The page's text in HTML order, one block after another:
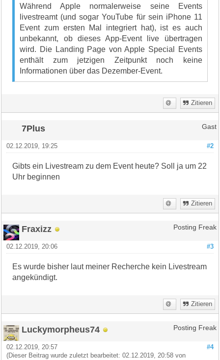
Während Apple normalerweise seine Events
livestreamt (und sogar YouTube für sein iPhone 11
Event zum ersten Mal integriert hat), ist es auch
unbekannt, ob dieses App-Event live übertragen
wird. Die Landing Page von Apple Special Events
enthält zum jetzigen Zeitpunkt noch keine
Informationen über das Dezember-Event.
Zitieren
7Plus Gast
#2
02.12.2019, 19:25
Gibts ein Livestream zu dem Event heute? Soll ja um 22
Uhr beginnen
Zitieren
Fraxizz Posting Freak
#3
02.12.2019, 20:06
Es wurde bisher laut meiner Recherche kein Livestream
angekündigt.
Zitieren
Luckymorpheus74 Posting Freak
#4
02.12.2019, 20:57
(Dieser Beitrag wurde zuletzt bearbeitet: 02.12.2019, 20:58 von